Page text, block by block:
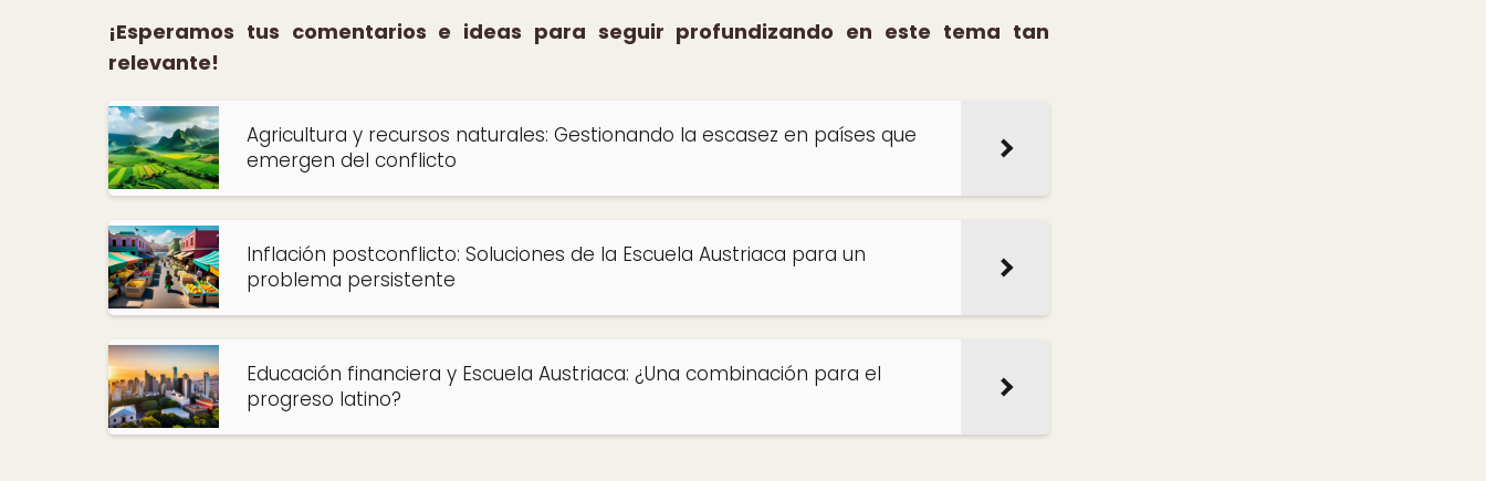
¡Esperamos tus comentarios e ideas para seguir profundizando en este tema tan
relevante!
Agricultura y recursos naturales: Gestionando la escasez en países que
emergen del conflicto
Inflación postconflicto: Soluciones de la Escuela Austriaca para un
problema persistente
Educación financiera y Escuela Austriaca: ¿Una combinación para el
progreso latino?